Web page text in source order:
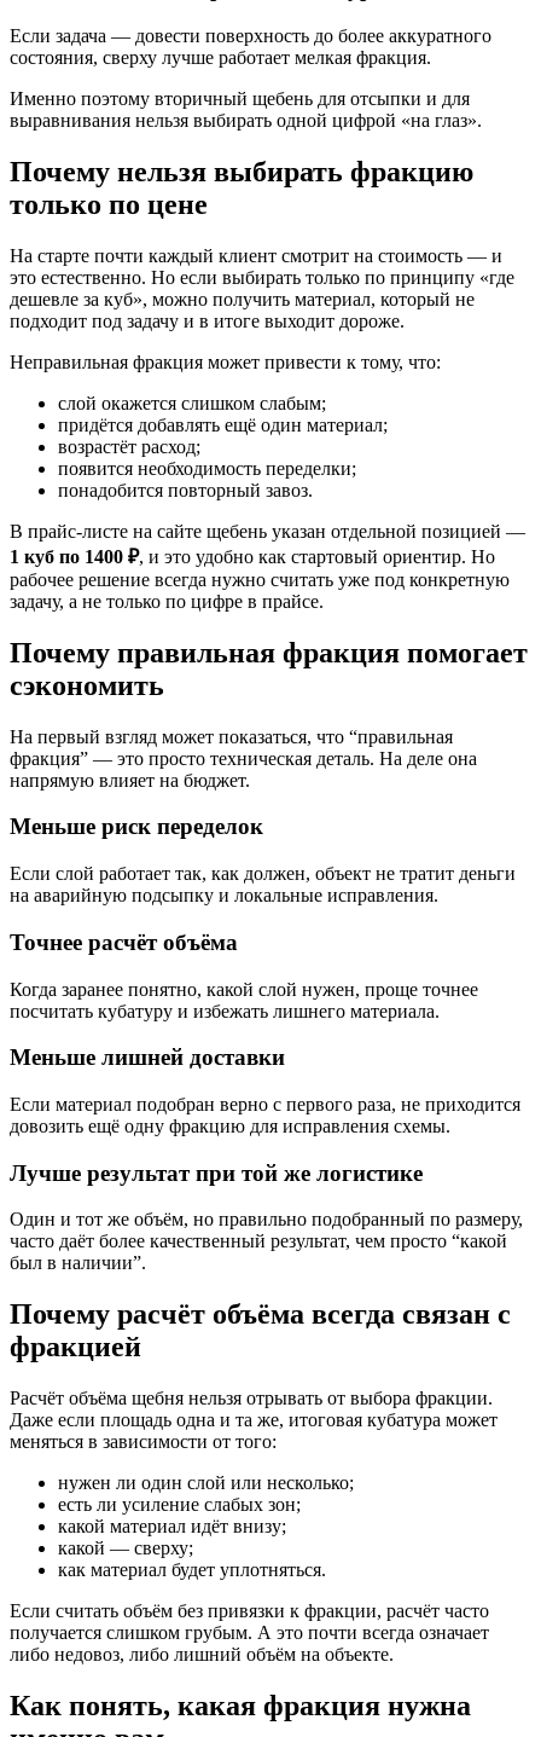
Если задача — довести поверхность до более аккуратного
состояния, сверху лучше работает мелкая фракция.
Именно поэтому вторичный щебень для отсыпки и для
выравнивания нельзя выбирать одной цифрой «на глаз».
Почему нельзя выбирать фракцию
только по цене
На старте почти каждый клиент смотрит на стоимость — и
это естественно. Но если выбирать только по принципу «где
дешевле за куб», можно получить материал, который не
подходит под задачу и в итоге выходит дороже.
Неправильная фракция может привести к тому, что:
слой окажется слишком слабым;
придётся добавлять ещё один материал;
возрастёт расход;
появится необходимость переделки;
понадобится повторный завоз.
В прайс-листе на сайте щебень указан отдельной позицией —
1 куб по 1400 ₽, и это удобно как стартовый ориентир. Но
рабочее решение всегда нужно считать уже под конкретную
задачу, а не только по цифре в прайсе.
Почему правильная фракция помогает
сэкономить
На первый взгляд может показаться, что “правильная
фракция” — это просто техническая деталь. На деле она
напрямую влияет на бюджет.
Меньше риск переделок
Если слой работает так, как должен, объект не тратит деньги
на аварийную подсыпку и локальные исправления.
Точнее расчёт объёма
Когда заранее понятно, какой слой нужен, проще точнее
посчитать кубатуру и избежать лишнего материала.
Меньше лишней доставки
Если материал подобран верно с первого раза, не приходится
довозить ещё одну фракцию для исправления схемы.
Лучше результат при той же логистике
Один и тот же объём, но правильно подобранный по размеру,
часто даёт более качественный результат, чем просто “какой
был в наличии”.
Почему расчёт объёма всегда связан с
фракцией
Расчёт объёма щебня нельзя отрывать от выбора фракции.
Даже если площадь одна и та же, итоговая кубатура может
меняться в зависимости от того:
нужен ли один слой или несколько;
есть ли усиление слабых зон;
какой материал идёт внизу;
какой — сверху;
как материал будет уплотняться.
Если считать объём без привязки к фракции, расчёт часто
получается слишком грубым. А это почти всегда означает
либо недовоз, либо лишний объём на объекте.
Как понять, какая фракция нужна